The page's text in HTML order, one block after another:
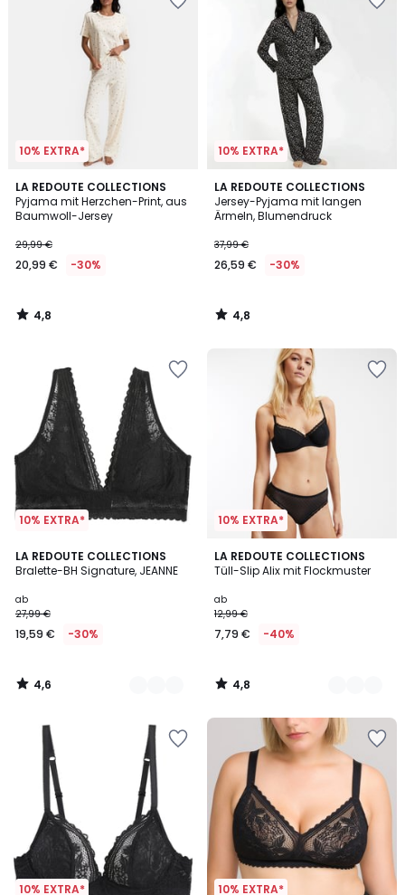
10% EXTRA*
LA REDOUTE COLLECTIONS
Pyjama mit Herzchen-Print, aus
Baumwoll-Jersey
29,99 €
20,99 € -30%
4,8
/ 5
4,8
/
10% EXTRA*
LA REDOUTE COLLECTIONS
Jersey-Pyjama mit langen
Ärmeln, Blumendruck
37,99 €
26,59 € -30%
4,8
/ 5
4,8
/
10% EXTRA*
LA REDOUTE COLLECTIONS
Bralette-BH Signature, JEANNE
ab
27,99 €
19,59 € -30%
4,6
/ 5
3
Farben
4,6
/
10% EXTRA*
LA REDOUTE COLLECTIONS
Tüll-Slip Alix mit Flockmuster
ab
12,99 €
7,79 € -40%
4,8
/ 5
4
Farben
4,8
/
10% EXTRA* 10% EXTRA*